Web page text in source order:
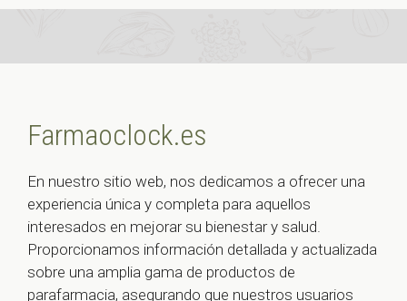
Farmaoclock.es
En nuestro sitio web, nos dedicamos a ofrecer una
experiencia única y completa para aquellos
interesados en mejorar su bienestar y salud.
Proporcionamos información detallada y actualizada
sobre una amplia gama de productos de
parafarmacia, asegurando que nuestros usuarios